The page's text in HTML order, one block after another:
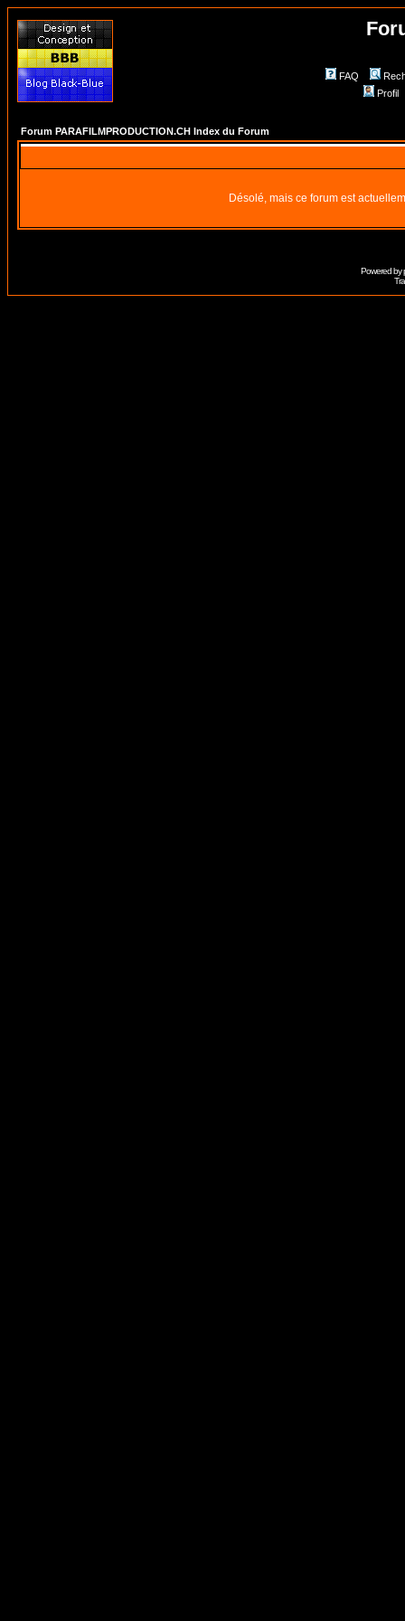
FAQ
Profil
Forum PARAFILMPRODUCTION.CH Index du Forum
Désolé, mais ce forum est
Powered by